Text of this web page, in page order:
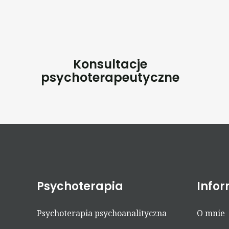
Konsultacje
psychoterapeutyczne
Psychoterapia
Psychoterapia psychoanalityczna O mnie